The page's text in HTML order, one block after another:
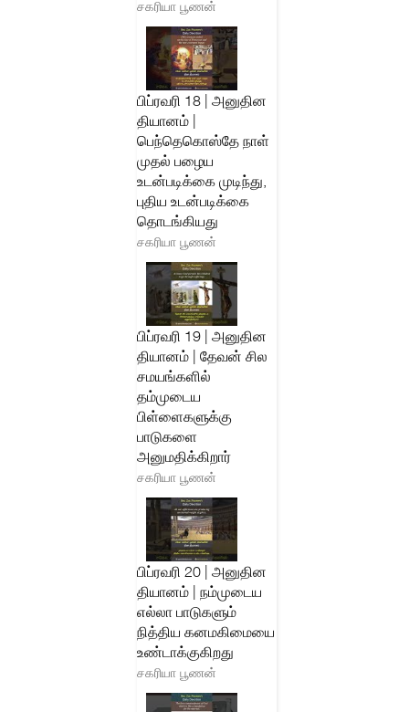
சகரியா பூணன்
பிப்ரவரி 18 | அனுதின
தியானம் |
பெந்தெகொஸ்தே நாள்
முதல் பழைய
உடன்படிக்கை முடிந்து,
புதிய உடன்படிக்கை
தொடங்கியது
சகரியா பூணன்
பிப்ரவரி 19 | அனுதின
தியானம் | தேவன் சில
சமயங்களில்
தம்முடைய
பிள்ளைகளுக்கு
பாடுகளை
அனுமதிக்கிறார்
சகரியா பூணன்
பிப்ரவரி 20 | அனுதின
தியானம் | நம்முடைய
எல்லா பாடுகளும்
நித்திய கனமகிமையை
உண்டாக்குகிறது
சகரியா பூணன்